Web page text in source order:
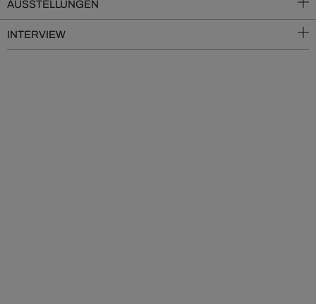
AUSSTELLUNGEN
INTERVIEW